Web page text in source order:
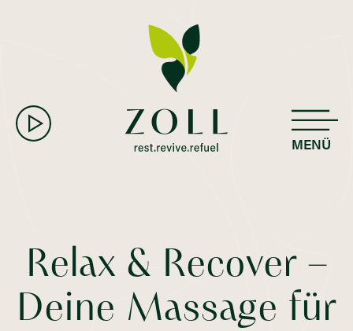
MENÜ
Relax & Recover –
Deine Massage für